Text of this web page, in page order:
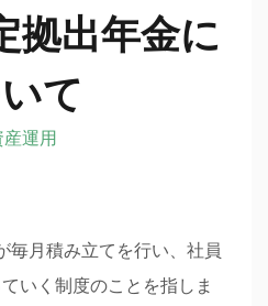
拠出年金に
て
産運用
毎月積み立てを行い、社員
いく制度のことを指しま